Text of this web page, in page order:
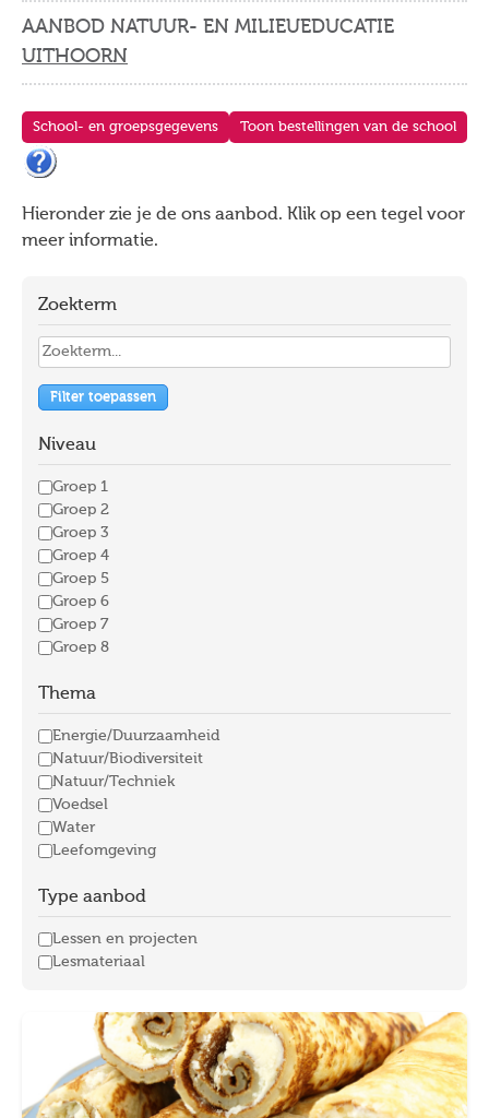
AANBOD NATUUR- EN MILIEUEDUCATIE
UITHOORN
School- en groepsgegevens Toon bestellingen van de school
Hieronder zie je de ons aanbod. Klik op een tegel voor
meer informatie.
Zoekterm
Filter toepassen
Niveau
Groep 1
Groep 2
Groep 3
Groep 4
Groep 5
Groep 6
Groep 7
Groep 8
Thema
Energie/Duurzaamheid
Natuur/Biodiversiteit
Natuur/Techniek
Voedsel
Water
Leefomgeving
Type aanbod
Lessen en projecten
Lesmateriaal